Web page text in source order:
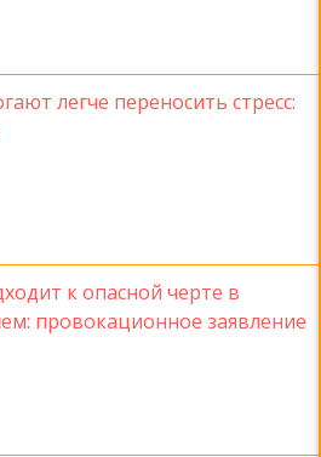
легче переносить стресс:
к опасной черте в
провокационное заявление